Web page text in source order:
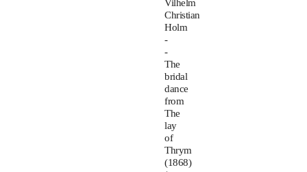
Vilhelm
Christian
Holm
-
-
The
bridal
dance
from
The
lay
of
Thrym
(1868)